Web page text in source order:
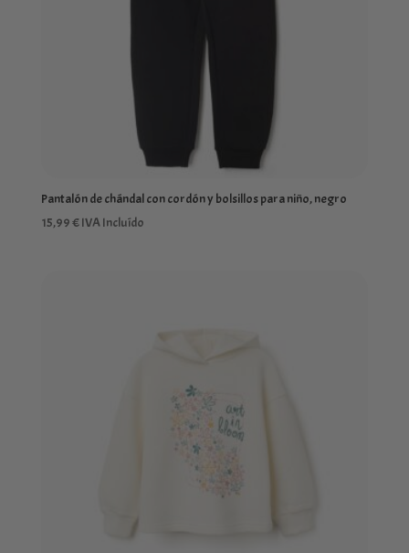
Pantalón de chándal con cordón y bolsillos para niño, negro
15,99€IVA Incluído